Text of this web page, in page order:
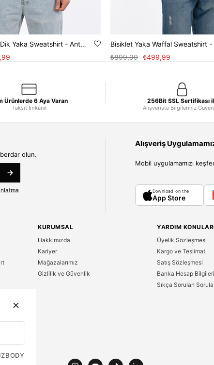
Yarım Fermuarlı Dik Yaka Sweatshirt - Antrasit
Bisiklet Yaka Waffal Sweatshirt -
₺499,99
₺899,99
Ürünlerde 6 Aya Varan
Taksit İmkânı!
256Bit SSL Sertifikası
Alışverişte Bilgileriniz
olun.
Alışveriş
Mobil uygulamamızı
Download on the
App Store
KURUMSAL
Hakkımızda
Kariyer
Mağazalarımız
Gizlilik ve Güvenlik
YARDIM
Üyelik Sözleşmesi
Kargo ve Teslimat
Satış Sözleşmesi
Banka Hesap Bilgileri
Sıkça Sorulan
BODY